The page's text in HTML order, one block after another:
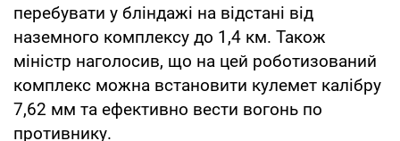
перебувати у бліндажі на відстані від
наземного комплексу до 1,4 км. Також
міністр наголосив, що на цей роботизований
комплекс можна встановити кулемет калібру
7,62 мм та ефективно вести вогонь по
противнику.